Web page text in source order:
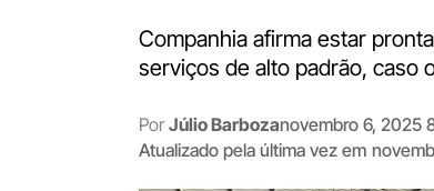
Companhia afirma estar
serviços de alto padrão, caso
Por Júlio Barbozanovembro 6, 2025
Atualizado pela última vez em